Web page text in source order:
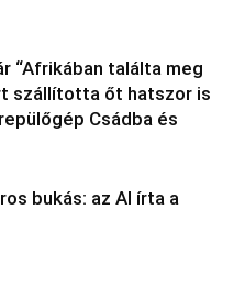
“Afrikában találta meg
szállította őt hatszor is
Csádba és
bukás: az AI írta a